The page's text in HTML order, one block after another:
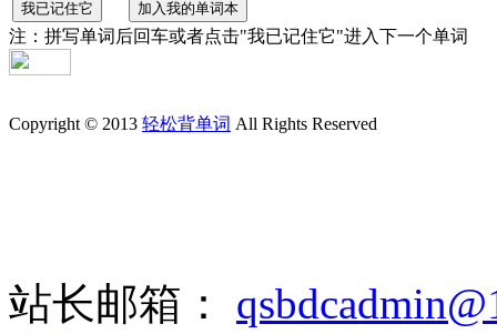
注：拼写单词后回车或者点击"我已记住它"进入下一个单词
Copyright © 2013 轻松背单词 All Rights Reserved
站长邮箱：